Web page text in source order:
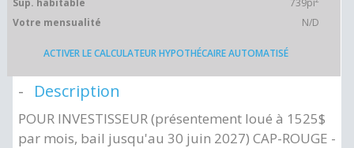
Votre mensualité N/D
ACTIVER LE CALCULATEUR HYPOTHÉCAIRE AUTOMATISÉ
Description
POUR INVESTISSEUR (présentement loué à 1525$
par mois, bail jusqu'au 30 juin 2027) CAP-ROUGE -